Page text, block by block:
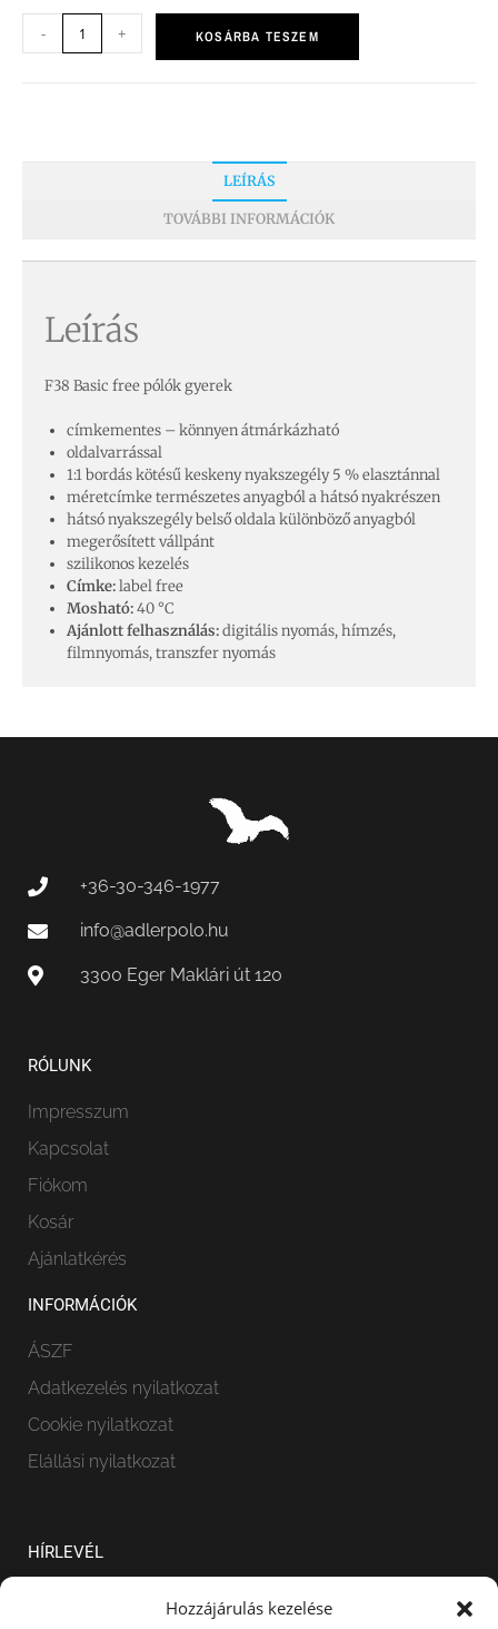
Hozzájárulás kezelése
- + KOSÁRBA TESZEM
LEÍRÁS
TOVÁBBI INFORMÁCIÓK
Leírás
F38 Basic free pólók gyerek
címkementes – könnyen átmárkázható
oldalvarrással
1:1 bordás kötésű keskeny nyakszegély 5 % elasztánnal
méretcímke természetes anyagból a hátsó nyakrészen
hátsó nyakszegély belső oldala különböző anyagból
megerősített vállpánt
szilikonos kezelés
Címke:label free
Mosható:40 °C
Ajánlott felhasználás:digitális nyomás, hímzés,
filmnyomás, transzfer nyomás
+36-30-346-1977
info@adlerpolo.hu
3300 Eger Maklári út 120
RÓLUNK
Impresszum
Kapcsolat
Fiókom
Kosár
Ajánlatkérés
INFORMÁCIÓK
ÁSZF
Adatkezelés nyilatkozat
Cookie nyilatkozat
Elállási nyilatkozat
HÍRLEVÉL